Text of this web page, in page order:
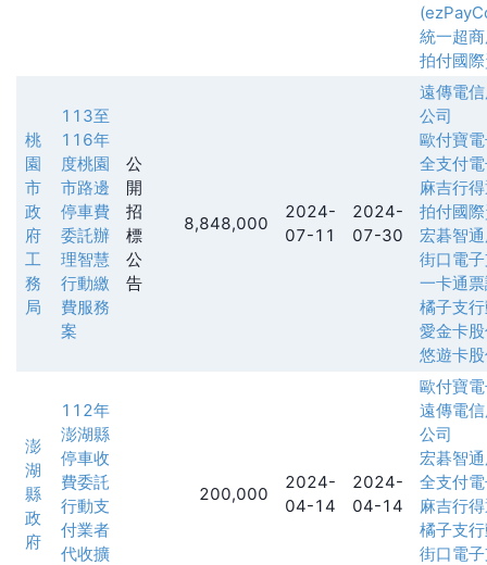
統一超
拍付國
桃
園
市
政
府
工
務
局
113至
116年
度桃園
市路邊
停車費
委託辦
理智慧
行動繳
費服務
案
公
開
招
標
公
告
8,848,000
2024-
07-11
2024-
07-30
遠傳電
公司
歐付寶
全支付
麻吉行
拍付國
宏碁智
街口電
一卡通
橘子支
愛金卡
悠遊卡
澎
湖
縣
政
府
112年
澎湖縣
停車收
費委託
行動支
付業者
代收擴
200,000
2024-
04-14
2024-
04-14
歐付寶
遠傳電
公司
宏碁智
全支付
麻吉行
橘子支
街口電